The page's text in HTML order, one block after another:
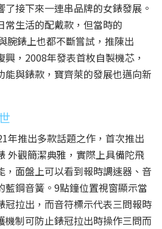
接下來一連串品牌的女錶發展。
常生活的配戴款，但當時的
腕錶上也都不斷嘗試，推陳出
，2008年發表首枚自製機芯，
能與錶款，寶齊萊的發展也邁向新
年推出多款話題之作，首次推出
外觀簡潔典雅，實際上具備陀飛
，面盤上可以看到報時調速器、音
藍鋼音簧。9點鐘位置視窗顯示當
冠拉出，而音符標示代表三問報時
機制可防止錶冠拉出時操作三問而